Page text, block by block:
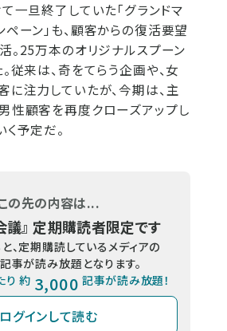
一旦終了していた「グランドマ
ーン」も、顧客からの復活要望
。25万本のオリジナルスプーン
従来は、奇をてらう企画や、女
に注力していたが、今期は、主
性顧客を再度クローズアップし
予定だ。
の先の内容は...
議』 定期購読者限定です
、定期購読しているメディアの
事が読み放題となります。
り 約 3,000 記事が読み放題！
ログインして読む